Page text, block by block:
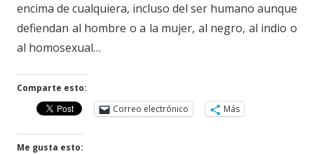
encima de cualquiera, incluso del ser humano aunque
defiendan al hombre o a la mujer, al negro, al indio o
al homosexual…
Comparte esto:
Correo electrónico
Más
Me gusta esto: